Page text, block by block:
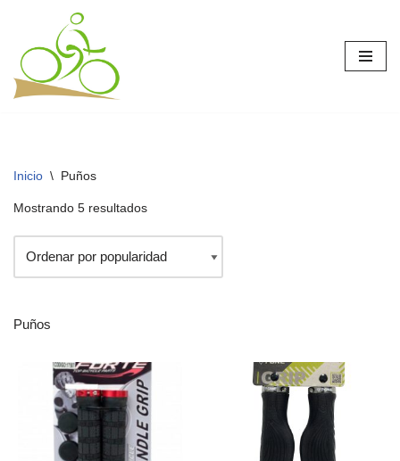
Saltar
al
contenido
Inicio \ Puños
Mostrando 5 resultados
Puños